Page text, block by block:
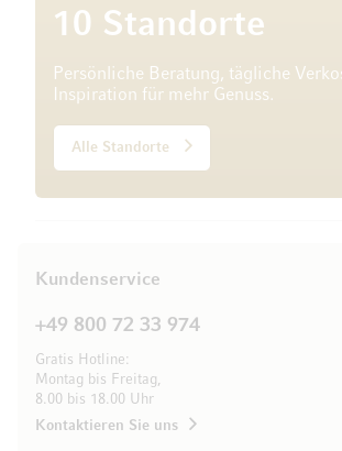
10 Standorte
Persönliche Beratung, tägliche
Inspiration für mehr Genuss.
Alle Standorte
Kundenservice
+49 800 72 33 974
Gratis Hotline:
Montag bis Freitag,
8.00 bis 18.00 Uhr
Kontaktieren Sie uns